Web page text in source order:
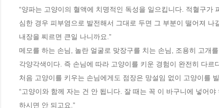
“양파는 고양이의 혈액에 치명적인 독성을 일으킵니다. 적혈구
심한 경우 피부염으로 발전해서 그대로 두면 그 부분이 떨어져
내장을 찌르면 큰일 나니까요.”
메모를 하는 손님, 놀란 얼굴로 맞장구를 치는 손님, 조용히 고
각양각색이다. 즉 손님에 따라 고양이를 키운 경험이 완전히 다르
처음 고양이를 키우는 손님에게도 점장은 망설임 없이 고양이를
“고양이와 함께 자는 건 안 됩니다. 잘 때는 꼭 이 바구니에 넣어
하시면 안 되고요.”